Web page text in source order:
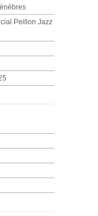
Peillon Jazz